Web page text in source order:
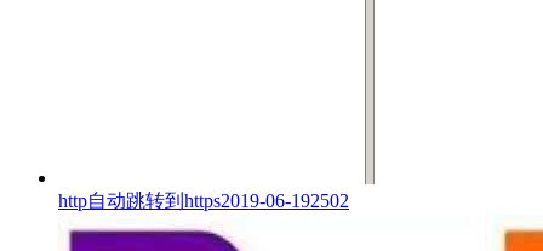
http自动跳转到https2019-06-192502